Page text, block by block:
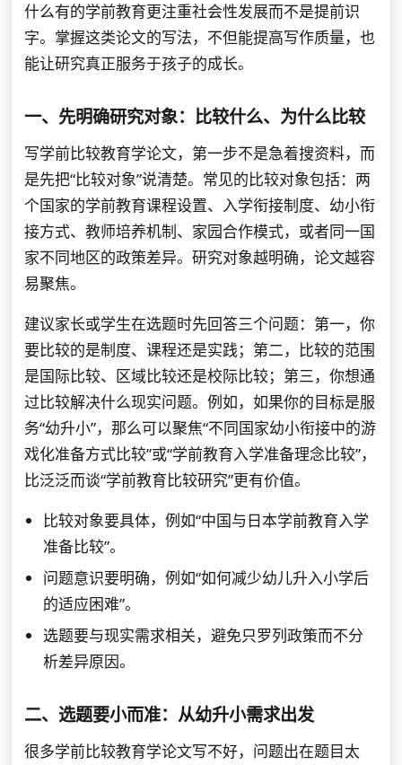
什么有的学前教育更注重社会性发展而不是提前识
字。掌握这类论文的写法，不但能提高写作质量，也
能让研究真正服务于孩子的成长。
一、先明确研究对象：比较什么、为什么比较
写学前比较教育学论文，第一步不是急着搜资料，而
是先把“比较对象”说清楚。常见的比较对象包括：两
个国家的学前教育课程设置、入学衔接制度、幼小衔
接方式、教师培养机制、家园合作模式，或者同一国
家不同地区的政策差异。研究对象越明确，论文越容
易聚焦。
建议家长或学生在选题时先回答三个问题：第一，你
要比较的是制度、课程还是实践；第二，比较的范围
是国际比较、区域比较还是校际比较；第三，你想通
过比较解决什么现实问题。例如，如果你的目标是服
务“幼升小”，那么可以聚焦“不同国家幼小衔接中的游
戏化准备方式比较”或“学前教育入学准备理念比较”，
比泛泛而谈“学前教育比较研究”更有价值。
比较对象要具体，例如“中国与日本学前教育入学
准备比较”。
问题意识要明确，例如“如何减少幼儿升入小学后
的适应困难”。
选题要与现实需求相关，避免只罗列政策而不分
析差异原因。
二、选题要小而准：从幼升小需求出发
很多学前比较教育学论文写不好，问题出在题目太